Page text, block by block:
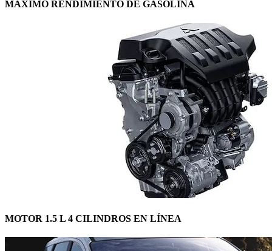
MÁXIMO RENDIMIENTO DE GASOLINA
MOTOR 1.5 L 4 CILINDROS EN LÍNEA